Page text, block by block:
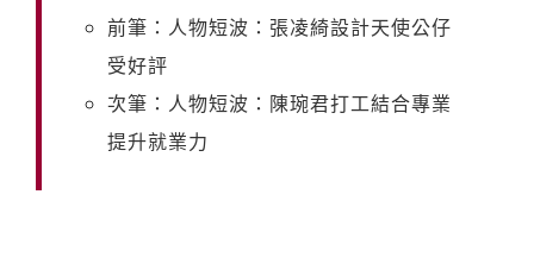
前筆：人物短波：張凌綺設計天使公仔
受好評
次筆：人物短波：陳琬君打工結合專業
提升就業力